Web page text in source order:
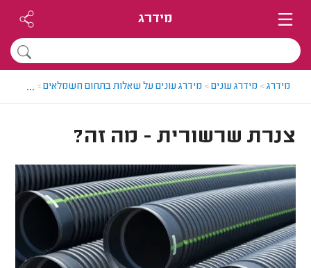
מידרג
מידרג> מידרג עונים> מידרג עונים על שאלות בתחום חשמלאים> צנרת
...
צנרת שרשורית - מה זה?